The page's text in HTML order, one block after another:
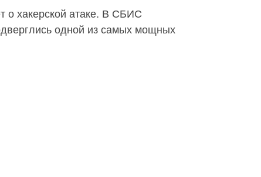
о хакерской атаке. В СБИС
одной из самых мощных